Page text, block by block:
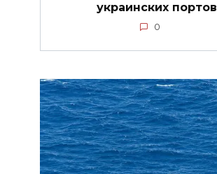
украинских портов
0